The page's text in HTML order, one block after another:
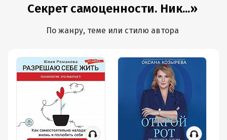
Секрет самоценности. Ник...»
По жанру, теме или стилю автора